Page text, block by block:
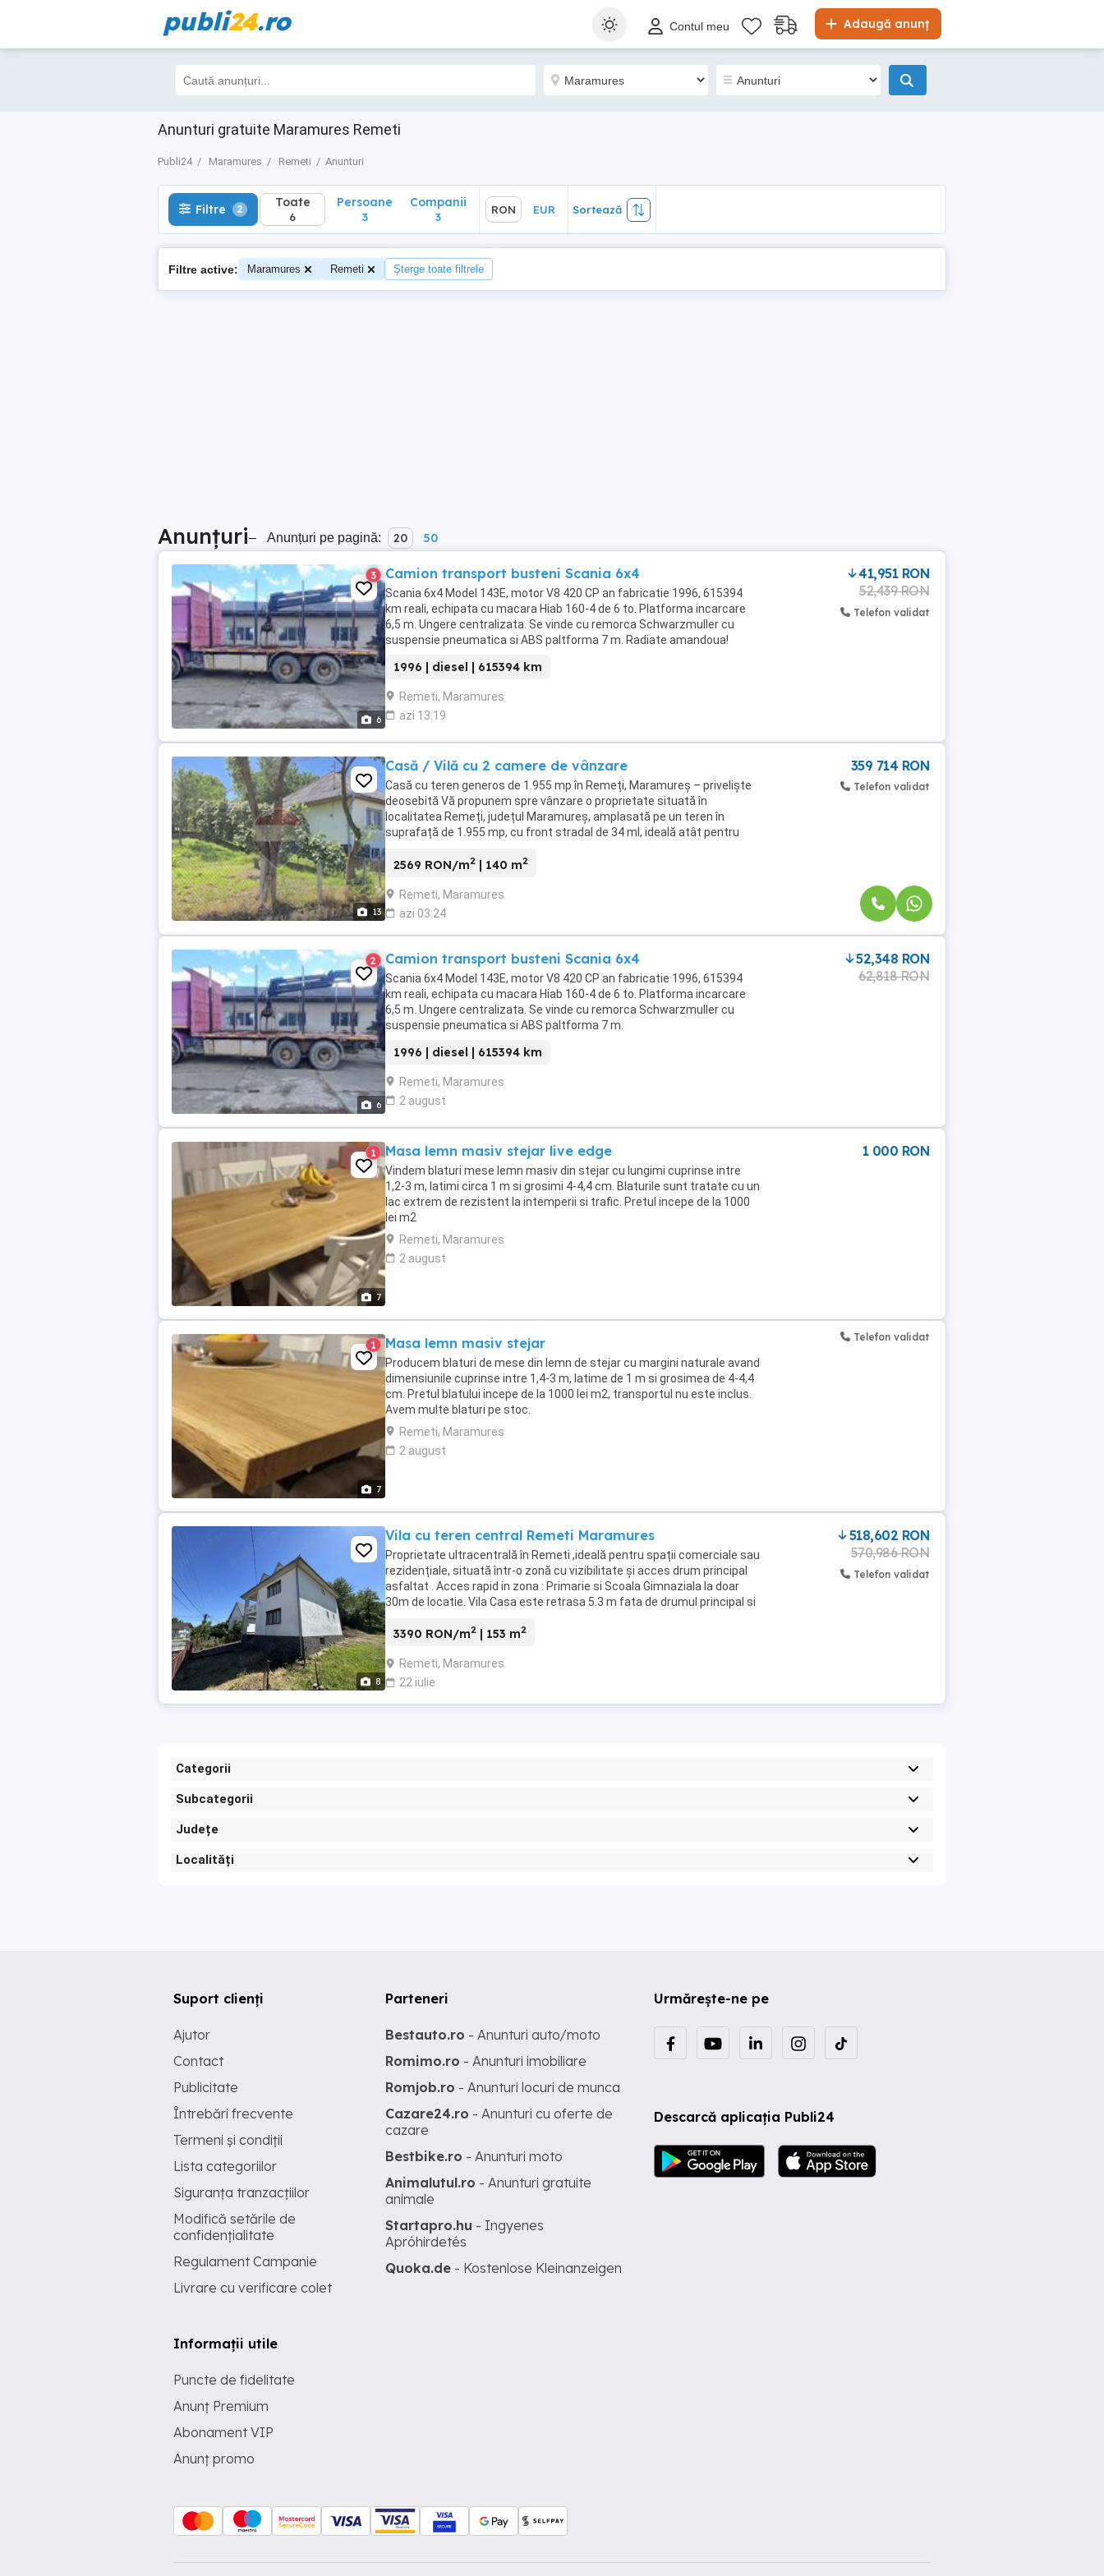
publi24.ro Adaugă anunț
Contul meu
Anunturi gratuite Maramures Remeti
Publi24 Maramures Remeti Anunturi
Filtre 2 Toate
6
Sortează
Filtre 2 Toate
6
Persoane
3
Companii
3
RON EUR Sortează
Filtre active: Maramures Remeti Șterge toate filtrele
Anunțuri– Anunțuri pe pagină: 20 50
6
3 Camion transport busteni Scania 6x4
Scania 6x4 Model 143E, motor V8 420 CP an fabricatie 1996, 615394
km reali, echipata cu macara Hiab 160-4 de 6 to. Platforma incarcare
6,5 m. Ungere centralizata. Se vinde cu remorca Schwarzmuller cu
suspensie pneumatica si ABS paltforma 7 m. Radiate amandoua!
1996 | diesel | 615394 km
Remeti, Maramures
azi 13:19
41,951 RON
52,439 RON
Telefon validat
13
Casă / Vilă cu 2 camere de vânzare
Casă cu teren generos de 1.955 mp în Remeți, Maramureș – priveliște
deosebită Vă propunem spre vânzare o proprietate situată în
localitatea Remeți, județul Maramureș, amplasată pe un teren în
suprafață de 1.955 mp, cu front stradal de 34 ml, ideală atât pentru
2569 RON/m2 | 140 m2
Remeti, Maramures
azi 03:24
359 714 RON
Telefon validat
6
2 Camion transport busteni Scania 6x4
Scania 6x4 Model 143E, motor V8 420 CP an fabricatie 1996, 615394
km reali, echipata cu macara Hiab 160-4 de 6 to. Platforma incarcare
6,5 m. Ungere centralizata. Se vinde cu remorca Schwarzmuller cu
suspensie pneumatica si ABS paltforma 7 m.
1996 | diesel | 615394 km
Remeti, Maramures
2 august
52,348 RON
62,818 RON
7
1 Masa lemn masiv stejar live edge
Vindem blaturi mese lemn masiv din stejar cu lungimi cuprinse intre
1,2-3 m, latimi circa 1 m si grosimi 4-4,4 cm. Blaturile sunt tratate cu un
lac extrem de rezistent la intemperii si trafic. Pretul incepe de la 1000
lei m2
Remeti, Maramures
2 august
1 000 RON
7
1 Masa lemn masiv stejar
Producem blaturi de mese din lemn de stejar cu margini naturale avand
dimensiunile cuprinse intre 1,4-3 m, latime de 1 m si grosimea de 4-4,4
cm. Pretul blatului incepe de la 1000 lei m2, transportul nu este inclus.
Avem multe blaturi pe stoc.
Remeti, Maramures
2 august
Telefon validat
8
Vila cu teren central Remeti Maramures
Proprietate ultracentrală în Remeti ,ideală pentru spații comerciale sau
rezidențiale, situată într-o zonă cu vizibilitate și acces drum principal
asfaltat . Acces rapid in zona : Primarie si Scoala Gimnaziala la doar
30m de locatie. Vila Casa este retrasa 5.3 m fata de drumul principal si
3390 RON/m2 | 153 m2
Remeti, Maramures
22 iulie
518,602 RON
570,986 RON
Telefon validat
Categorii
Subcategorii
Județe
Localități
Urmărește-ne pe
Descarcă aplicația Publi24
Suport clienți
Ajutor
Contact
Publicitate
Întrebări frecvente
Termeni și condiții
Lista categoriilor
Siguranța tranzacțiilor
Modifică setările de
confidențialitate
Regulament Campanie
Livrare cu verificare colet
Informații utile
Puncte de fidelitate
Anunț Premium
Abonament VIP
Anunț promo
Parteneri
Bestauto.ro - Anunturi auto/moto
Romimo.ro - Anunturi imobiliare
Romjob.ro - Anunturi locuri de munca
Cazare24.ro - Anunturi cu oferte de
cazare
Bestbike.ro - Anunturi moto
Animalutul.ro - Anunturi gratuite
animale
Startapro.hu - Ingyenes
Apróhirdetés
Quoka.de - Kostenlose Kleinanzeigen